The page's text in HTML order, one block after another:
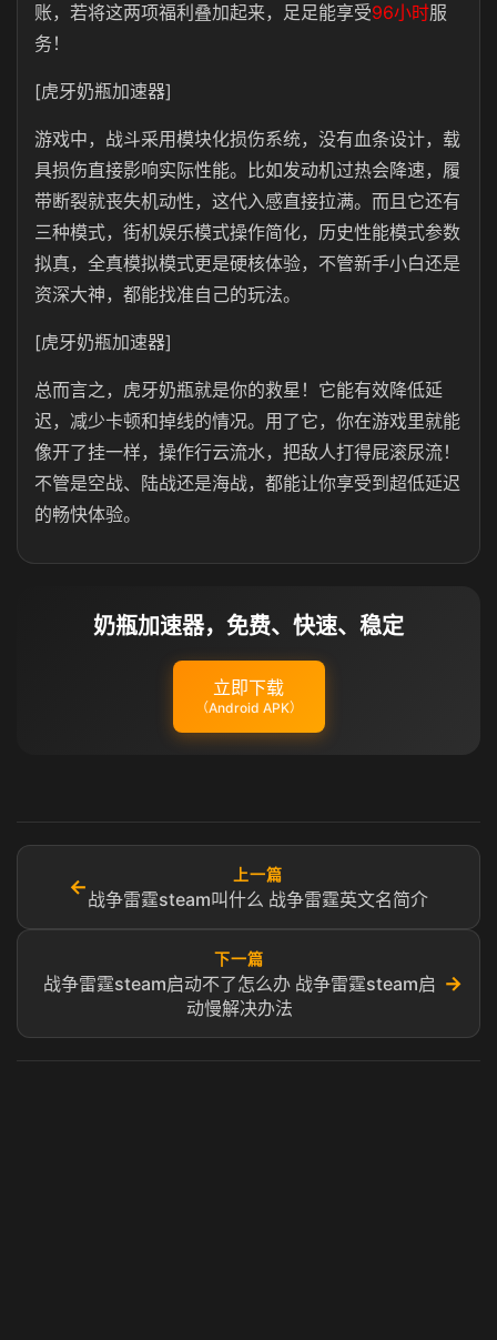
账，若将这两项福利叠加起来，足足能享受96小时服
务！
[虎牙奶瓶加速器]
游戏中，战斗采用模块化损伤系统，没有血条设计，载
具损伤直接影响实际性能。比如发动机过热会降速，履
带断裂就丧失机动性，这代入感直接拉满。而且它还有
三种模式，街机娱乐模式操作简化，历史性能模式参数
拟真，全真模拟模式更是硬核体验，不管新手小白还是
资深大神，都能找准自己的玩法。
[虎牙奶瓶加速器]
总而言之，虎牙奶瓶就是你的救星！它能有效降低延
迟，减少卡顿和掉线的情况。用了它，你在游戏里就能
像开了挂一样，操作行云流水，把敌人打得屁滚尿流！
不管是空战、陆战还是海战，都能让你享受到超低延迟
的畅快体验。
奶瓶加速器，免费、快速、稳定
立即下载
（Android APK）
←
上一篇
战争雷霆steam叫什么 战争雷霆英文名简介
下一篇
战争雷霆steam启动不了怎么办 战争雷霆steam启
动慢解决办法
→